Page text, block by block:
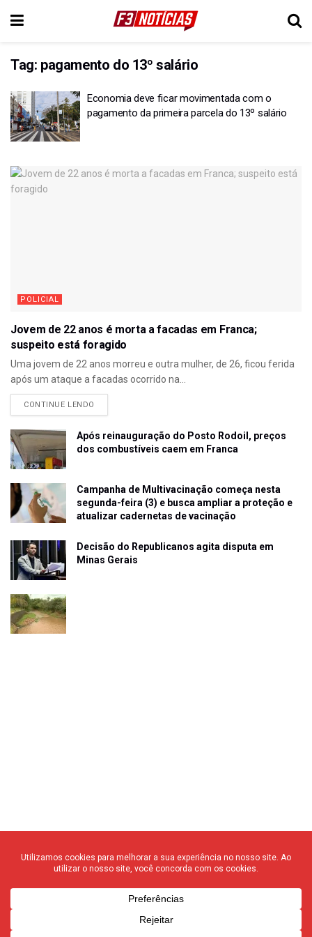
Tag: pagamento do 13º salário
Economia deve ficar movimentada com o
pagamento da primeira parcela do 13º salário
POLICIAL
Jovem de 22 anos é morta a facadas em Franca;
suspeito está foragido
Uma jovem de 22 anos morreu e outra mulher, de 26, ficou ferida
após um ataque a facadas ocorrido na...
CONTINUE LENDO
Após reinauguração do Posto Rodoil, preços
dos combustíveis caem em Franca
Campanha de Multivacinação começa nesta
segunda-feira (3) e busca ampliar a proteção e
atualizar cadernetas de vacinação
Decisão do Republicanos agita disputa em
Minas Gerais
© 2020 F3 Notícias – Todos os direitos reservados